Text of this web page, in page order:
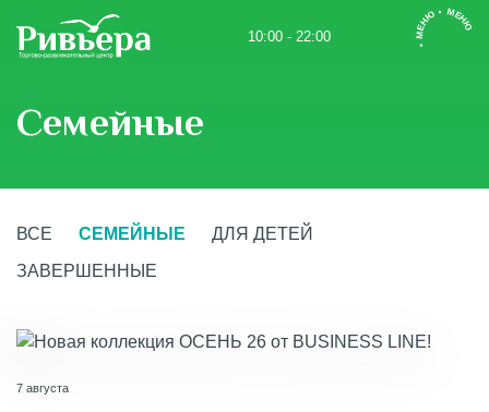
10:00 - 22:00 • МЕНЮ • МЕНЮ
Семейные
ВСЕ СЕМЕЙНЫЕ
ДЛЯ ДЕТЕЙ
ЗАВЕРШЕННЫЕ
7 августа